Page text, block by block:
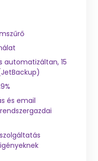
automatizáltan, 15
és email